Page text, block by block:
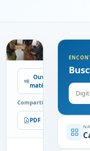
Ouvir
matéria
Compartilhe
PDF Imprimir